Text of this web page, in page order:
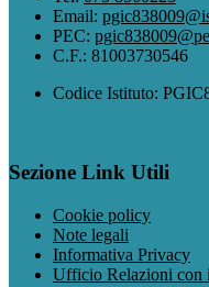
Email:
PEC:
C.F.: 81003730546
Codice Istituto:
Sezione Link Utili
Cookie policy
Note legali
Informativa Privacy
Ufficio Relazioni con